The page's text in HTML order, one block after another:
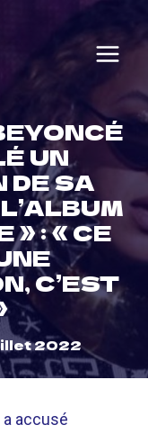
UN
DE SA
» : « CE
C’EST
2022
a accusé